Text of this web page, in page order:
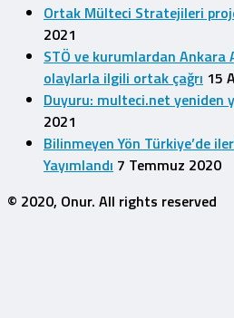
Ortak Mülteci Stratejileri
2021
STÖ ve kurumlardan Ankara
olaylarla ilgili ortak çağrı 15
Duyuru: multeci.net yeniden
2021
Bilinmeyen Yön Türkiye’de
Yayımlandı 7 Temmuz 2020
© 2020, Onur. All rights reserved